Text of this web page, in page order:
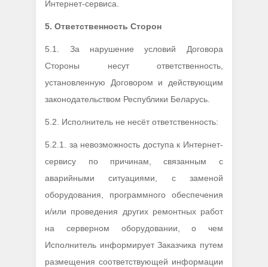
Интернет-сервиса.
5.Ответственность Сторон
5.1. За нарушение условий Договора
Стороны несут ответственность,
установленную Договором и действующим
законодательством Республики Беларусь.
5.2. Исполнитель не несёт ответственность:
5.2.1. за невозможность доступа к Интернет-
сервису по причинам, связанным с
аварийными ситуациями, с заменой
оборудования, программного обеспечения
и/или проведения других ремонтных работ
на серверном оборудовании, о чем
Исполнитель информирует Заказчика путем
размещения соответствующей информации